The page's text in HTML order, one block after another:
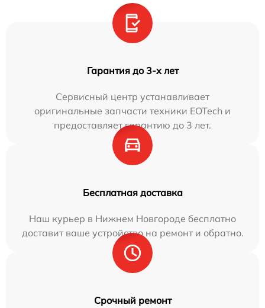
Гарантия до 3-х лет
Сервисный центр устанавливает
оригинальные запчасти техники EOTech и
предоставляет гарантию до 3 лет.
Бесплатная доставка
Наш курьер в Нижнем Новгороде бесплатно
доставит ваше устройство на ремонт и обратно.
Срочный ремонт